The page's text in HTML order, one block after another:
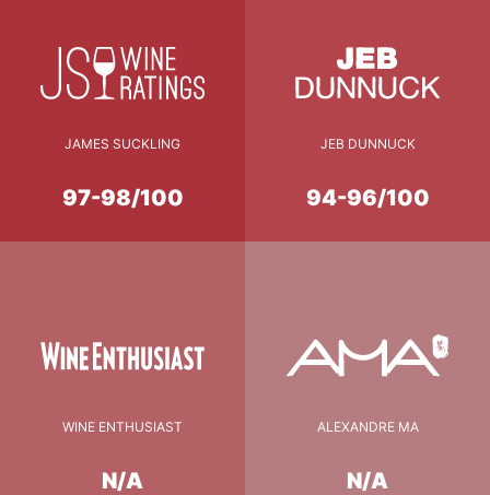
JAMES SUCKLING
97-98/100
JEB DUNNUCK
94-96/100
WINE ENTHUSIAST
N/A
ALEXANDRE MA
N/A